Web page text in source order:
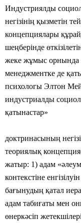
Индустриялды
негізінің қызметін
концепциялары
шеңберінде
жеке жұмыс орнында
менеджментке де
психологы Элтон
индустриалды
қатынастар»
доктринасының
теориялық
жатыр: 1) адам
контекстіне
бағынудың қатал
адам табиғаты мен
өнеркәсіп